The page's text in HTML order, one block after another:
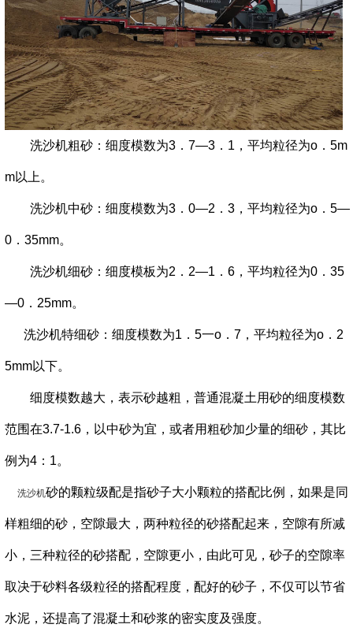
洗沙机粗砂：细度模数为3．7—3．1，平均粒径为o．5m
m以上。
洗沙机中砂：细度模数为3．0—2．3，平均粒径为o．5—
0．35mm。
洗沙机细砂：细度模板为2．2—1．6，平均粒径为0．35
—0．25mm。
洗沙机特细砂：细度模数为1．5一o．7，平均粒径为o．2
5mm以下。
细度模数越大，表示砂越粗，普通混凝土用砂的细度模数
范围在3.7-1.6，以中砂为宜，或者用粗砂加少量的细砂，其比
例为4：1。
洗沙机砂的颗粒级配是指砂子大小颗粒的搭配比例，如果是同
样粗细的砂，空隙最大，两种粒径的砂搭配起来，空隙有所减
小，三种粒径的砂搭配，空隙更小，由此可见，砂子的空隙率
取决于砂料各级粒径的搭配程度，配好的砂子，不仅可以节省
水泥，还提高了混凝土和砂浆的密实度及强度。